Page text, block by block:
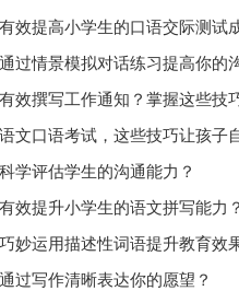
效提高小学生的口语交际测试
过情景模拟对话练习提高你的
效撰写工作通知？掌握这些技
文口语考试，这些技巧让孩子
学评估学生的沟通能力？
效提升小学生的语文拼写能力？
妙运用描述性词语提升教育效
过写作清晰表达你的愿望？